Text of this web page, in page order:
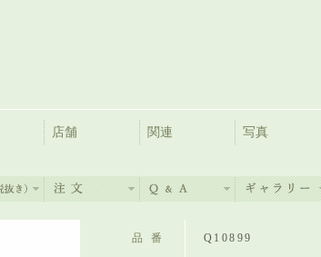
店舗 関連 写真
品番 Q10899